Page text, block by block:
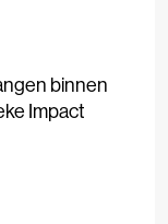
binnen
Impact